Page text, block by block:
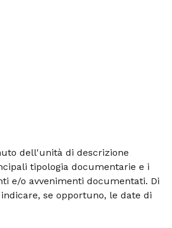
dell'unità di descrizione
tipologia documentarie e i
e/o avvenimenti documentati. Di
se opportuno, le date di